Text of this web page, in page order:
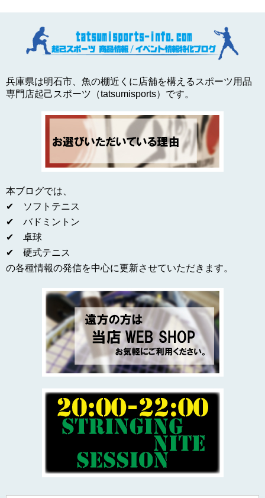
兵庫県は明石市、魚の棚近くに店舗を構えるスポーツ用品
専門店起己スポーツ（tatsumisports）です。
本ブログでは、
✔ ソフトテニス
✔ バドミントン
✔ 卓球
✔ 硬式テニス
の各種情報の発信を中心に更新させていただきます。